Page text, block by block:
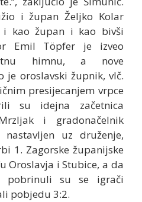
i župan Željko Kolar
kao župan i kao bivši
Emil Töpfer je izveo
himnu, a nove
je oroslavski župnik, vlč.
presijecanjem vrpce
su idejna začetnica
i gradonačelnik
uz druženje,
1. Zagorske županijske
Oroslavja i Stubice, a da
pobrinuli su se igrači
pobjedu 3:2.